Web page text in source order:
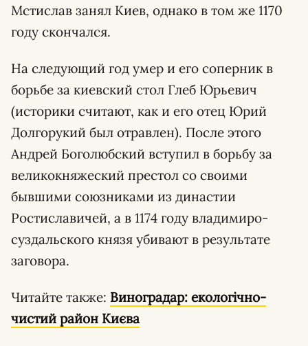
Мстислав занял Киев, однако в том же 1170
году скончался.
На следующий год умер и его соперник в
борьбе за киевский стол Глеб Юрьевич
(историки считают, как и его отец Юрий
Долгорукий был отравлен). После этого
Андрей Боголюбский вступил в борьбу за
великокняжеский престол со своими
бывшими союзниками из династии
Ростиславичей, а в 1174 году владимиро-
суздальского князя убивают в результате
заговора.
Читайте также: Виноградар: екологічно-
чистий район Києва